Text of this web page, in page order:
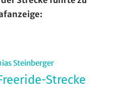
Steinberger
Strecke